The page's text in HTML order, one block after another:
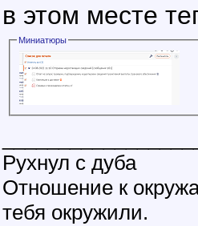
в этом месте
Миниатюры
Рухнул с дуба
Отношение к
тебя окружили.